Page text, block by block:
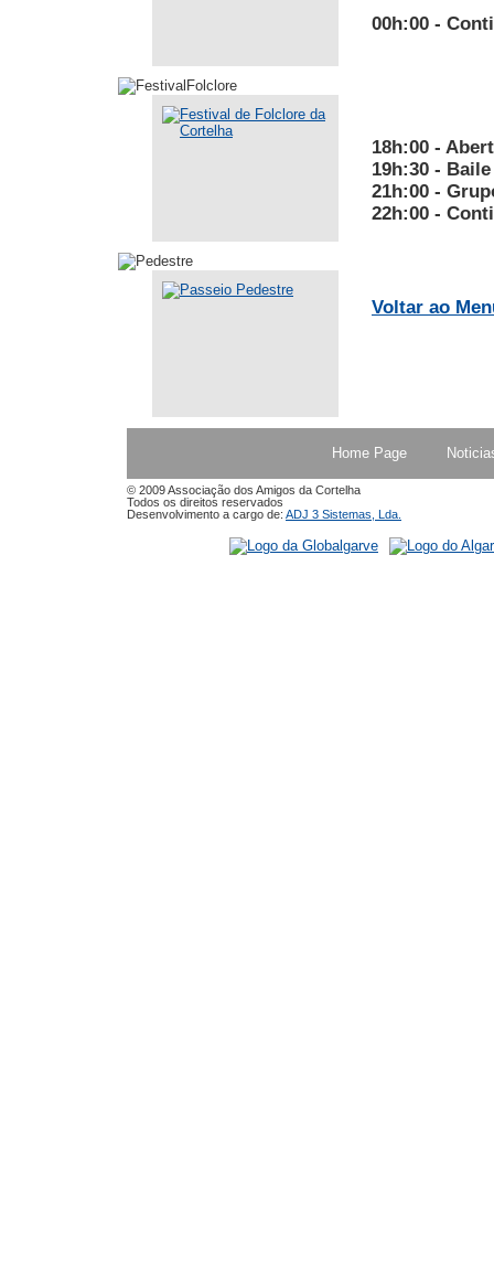
00h:00 -
18h:00 -
19h:30 -
21h:00 -
22h:00 -
Voltar ao
Home Page
© 2009 Associação dos Amigos da Cortelha
Todos os direitos reservados
Desenvolvimento a cargo de: ADJ 3 Sistemas, Lda.